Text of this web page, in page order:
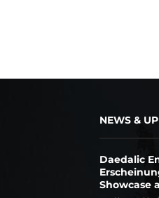
NEWS &
Daedalic
Showcase